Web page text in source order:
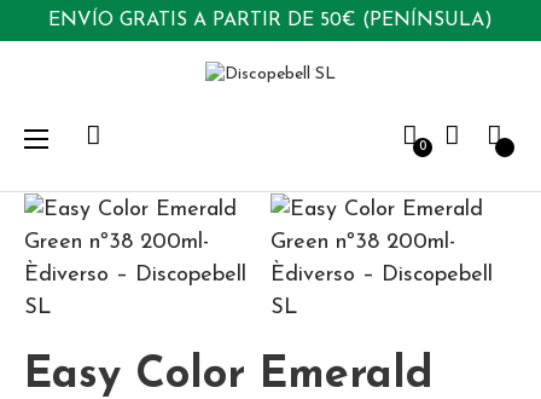
ENVÍO GRATIS A PARTIR DE 50€ (PENÍNSULA)
0
Navegación
palanca
☰
Easy Color Emerald